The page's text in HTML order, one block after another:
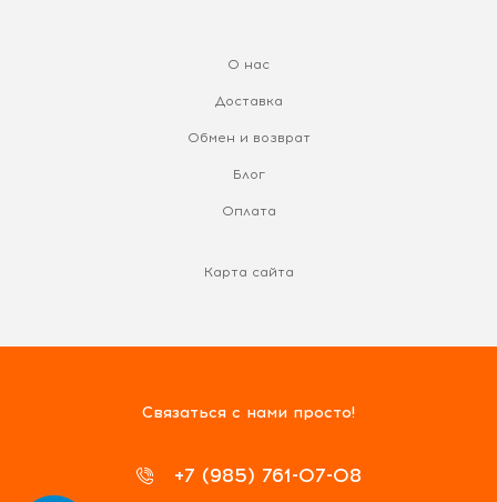
О нас
Доставка
Обмен и возврат
Блог
Оплата
Карта сайта
Связаться с нами просто!
+7 (985) 761-07-08